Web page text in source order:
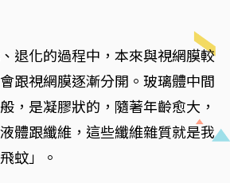
退化的過程中，本來與視網膜較
跟視網膜逐漸分開。玻璃體中間
，是凝膠狀的，隨著年齡愈大，
體跟纖維，這些纖維雜質就是我
蚊」。